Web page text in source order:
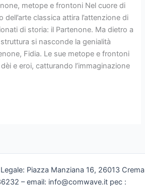
metope e frontoni Nel cuore di
classica attira l’attenzione di
di storia: il Partenone. Ma dietro a
si nasconde la genialità
Fidia. Le sue metope e frontoni
e eroi, catturando l’immaginazione
Piazza Manziana 16, 26013 Crema
– email: info@comwave.it pec :